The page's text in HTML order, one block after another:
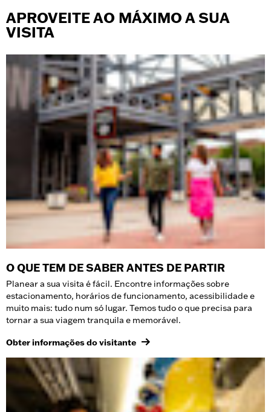
APROVEITE AO MÁXIMO A SUA
VISITA
O QUE TEM DE SABER ANTES DE PARTIR
Planear a sua visita é fácil. Encontre informações sobre
estacionamento, horários de funcionamento, acessibilidade e
muito mais: tudo num só lugar. Temos tudo o que precisa para
tornar a sua viagem tranquila e memorável.
Obter informações do visitante